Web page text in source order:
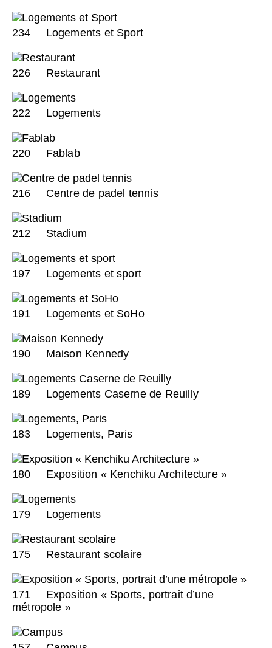
234 Logements et Sport
226 Restaurant
222 Logements
220 Fablab
216 Centre de padel tennis
212 Stadium
197 Logements et sport
191 Logements et SoHo
190 Maison Kennedy
189 Logements Caserne de Reuilly
183 Logements, Paris
180 Exposition « Kenchiku Architecture »
179 Logements
175 Restaurant scolaire
171
Exposition « Sports, portrait d’une
métropole »